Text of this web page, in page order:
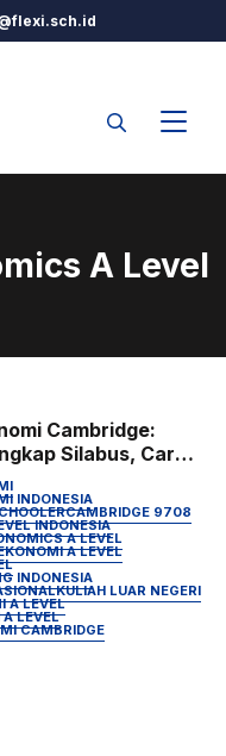
A Level
Cambridge:
Silabus, Cara
Lulus
INDONESIA
CAMBRIDGE 9708
INDONESIA
A LEVEL
A LEVEL
INDONESIA
KULIAH LUAR NEGERI
A LEVEL
LEVEL
CAMBRIDGE